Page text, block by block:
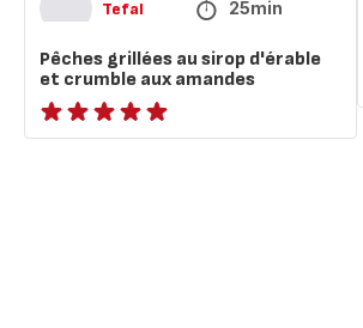
Tefal 25min
Pêches grillées au sirop d'érable
et crumble aux amandes
ratings.NaN